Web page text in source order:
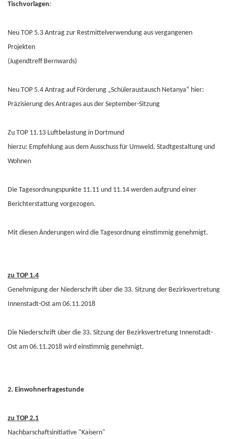
Tischvorlagen:
Neu TOP 5.3 Antrag zur Restmittelverwendung aus vergangenen
Projekten
(Jugendtreff Bernwards)
Neu TOP 5.4 Antrag auf Förderung „Schüleraustausch Netanya“ hier:
Präzisierung des Antrages aus der September-Sitzung
Zu TOP 11.13 Luftbelastung in Dortmund
hierzu: Empfehlung aus dem Ausschuss für Umweld, Stadtgestaltung und
Wohnen
Die Tagesordnungspunkte 11.11 und 11.14 werden aufgrund einer
Berichterstattung vorgezogen.
Mit diesen Änderungen wird die Tagesordnung einstimmig genehmigt.
zu TOP 1.4
Genehmigung der Niederschrift über die 33. Sitzung der Bezirksvertretung
Innenstadt-Ost am 06.11.2018
Die Niederschrift über die 33. Sitzung der Bezirksvertretung Innenstadt-
Ost am 06.11.2018 wird einstimmig genehmigt.
2. Einwohnerfragestunde
zu TOP 2.1
Nachbarschaftsinitiative "Kaisern"